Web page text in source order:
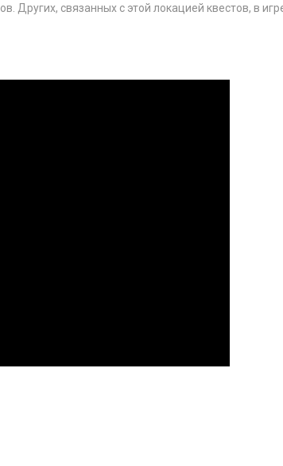
Других, связанных с этой локацией квестов, в